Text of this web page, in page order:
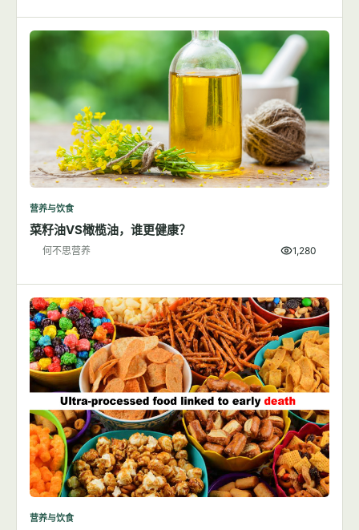
营养与饮食
菜籽油VS橄榄油，谁更健康？
何不思营养 1,280
营养与饮食